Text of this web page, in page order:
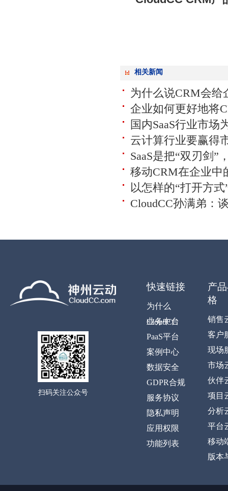
相关新闻
为什么说CRM会给
企业如何更好地将
国内SaaS行业市场
云计算行业要赢得
SaaS是把“双刃剑”
移动CRM在企业中
以怎样的“打开方式
CloudCC孙满弟：
扫码关注公众号
快速链接
为什么
CloudCC
业务中台
PaaS平台
案例中心
数据安全
GDPR合规
服务协议
隐私声明
应用权限
功能列表
产
格
销售
客户
现场
市场
伙伴
项目
分析
平台
移动
版本